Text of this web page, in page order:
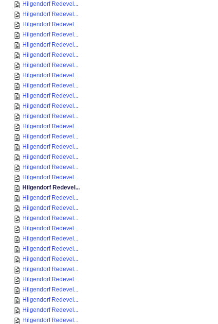
Hilgendorf Redevel...
Hilgendorf Redevel...
Hilgendorf Redevel...
Hilgendorf Redevel...
Hilgendorf Redevel...
Hilgendorf Redevel...
Hilgendorf Redevel...
Hilgendorf Redevel...
Hilgendorf Redevel...
Hilgendorf Redevel...
Hilgendorf Redevel...
Hilgendorf Redevel...
Hilgendorf Redevel...
Hilgendorf Redevel...
Hilgendorf Redevel...
Hilgendorf Redevel...
Hilgendorf Redevel...
Hilgendorf Redevel...
Hilgendorf Redevel...
Hilgendorf Redevel...
Hilgendorf Redevel...
Hilgendorf Redevel...
Hilgendorf Redevel...
Hilgendorf Redevel...
Hilgendorf Redevel...
Hilgendorf Redevel...
Hilgendorf Redevel...
Hilgendorf Redevel...
Hilgendorf Redevel...
Hilgendorf Redevel...
Hilgendorf Redevel...
Hilgendorf Redevel...